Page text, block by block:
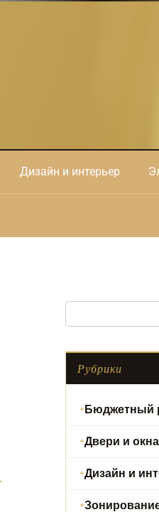
Дизайн и интерьер
Рубрики
Бюджетный
Двери и окна
Дизайн и